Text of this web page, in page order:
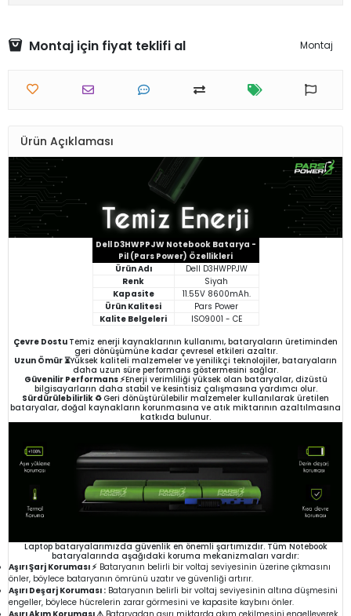
Montaj için fiyat teklifi al Montaj
Ürün Açıklaması
Dell D3HWPPJW Notebook Batarya -
Pil (Pars Power) Özellikleri
Ürün Adı
Dell D3HWPPJW
Renk
Siyah
Kapasite
11.55V 8600mAh.
Ürün Kalitesi
Pars Power
Kalite Belgeleri
ISO9001 - CE
Çevre Dostu Temiz enerji kaynaklarının kullanımı, bataryaların üretiminden
geri dönüşümüne kadar çevresel etkileri azaltır.
Uzun Ömür ⏳Yüksek kaliteli malzemeler ve yenilikçi teknolojiler, bataryaların
daha uzun süre performans göstermesini sağlar.
Güvenilir Performans ⚡Enerji verimliliği yüksek olan bataryalar, dizüstü
bilgisayarların daha stabil ve kesintisiz çalışmasına yardımcı olur.
Sürdürülebilirlik ♻️Geri dönüştürülebilir malzemeler kullanılarak üretilen
bataryalar, doğal kaynakların korunmasına ve atık miktarının azaltılmasına
katkıda bulunur.
Laptop bataryalarımızda güvenlik en önemli şartımızdır. Tüm Notebook
bataryalarında aşağıdaki koruma mekanizmaları vardır:
Aşırı Şarj Koruması ⚡ Bataryanın belirli bir voltaj seviyesinin üzerine çıkmasını
önler, böylece bataryanın ömrünü uzatır ve güvenliği artırır.
Aşırı Deşarj Koruması : Bataryanın belirli bir voltaj seviyesinin altına düşmesini
engeller, böylece hücrelerin zarar görmesini ve kapasite kaybını önler.